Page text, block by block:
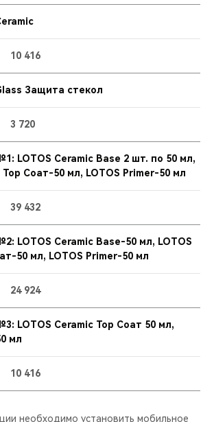
10 416
Защита стекол
3 720
LOTOS Ceramic Base 2 шт. по 50 мл,
Top Соат-50 мл, LOTOS Primer-50 мл
39 432
LOTOS Ceramic Base-50 мл, LOTOS
50 мл, LOTOS Primer-50 мл
24 924
LOTOS Ceramic Top Соат 50 мл,
мл
10 416
необходимо установить мобильное